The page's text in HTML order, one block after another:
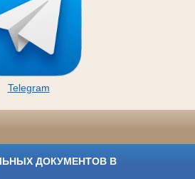
Telegram
ДОКУМЕНТОВ В